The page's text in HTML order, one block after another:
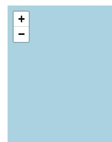
+
−